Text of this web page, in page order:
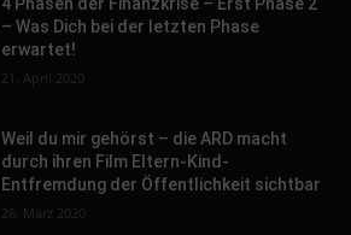
– Was Dich bei der letzten Phase
erwartet!
21. April 2020
Weil du mir gehörst – die ARD macht
durch ihren Film Eltern-Kind-
Entfremdung der Öffentlichkeit sichtbar
26. März 2020